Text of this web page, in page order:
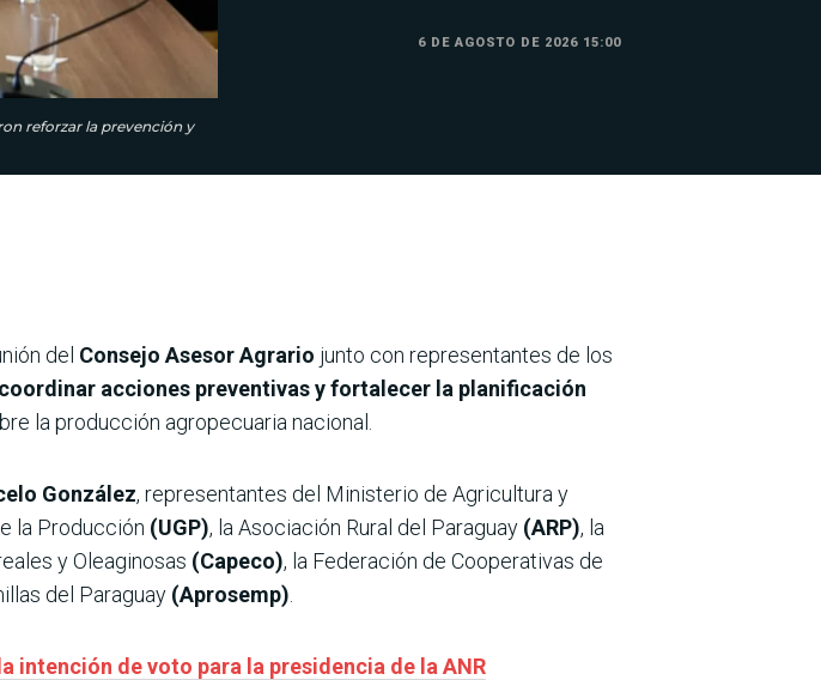
reforzar la prevención y
6 DE AGOSTO DE 2026 15:00
del Consejo Asesor Agrario junto con representantes de los
coordinar acciones preventivas y fortalecer la planificación
la producción agropecuaria nacional.
González, representantes del Ministerio de Agricultura y
la Producción (UGP), la Asociación Rural del Paraguay (ARP), la
y Oleaginosas (Capeco), la Federación de Cooperativas de
del Paraguay (Aprosemp)
intención de voto para la presidencia de la ANR